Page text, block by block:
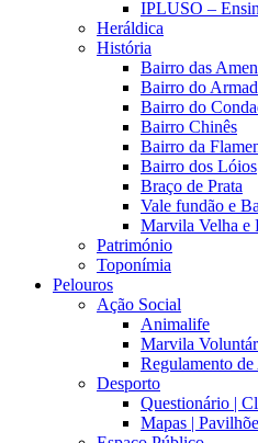
IPLUSO –
Heráldica
História
Bairro das
Bairro do
Bairro do
Bairro Chinês
Bairro da
Bairro dos Lóios
Braço de Prata
Vale fundão e
Marvila Velha e
Património
Toponímia
Pelouros
Ação Social
Animalife
Marvila
Regulamento
Desporto
Questionário |
Mapas |